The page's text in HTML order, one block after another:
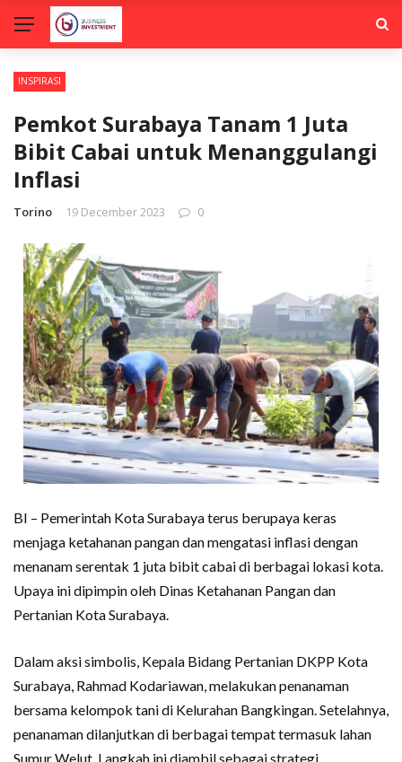
INSPIRASI
Pemkot Surabaya Tanam 1 Juta
Bibit Cabai untuk Menanggulangi
Inflasi
Torino 19 December 2023 0
BI – Pemerintah Kota Surabaya terus berupaya keras
menjaga ketahanan pangan dan mengatasi inflasi dengan
menanam serentak 1 juta bibit cabai di berbagai lokasi kota.
Upaya ini dipimpin oleh Dinas Ketahanan Pangan dan
Pertanian Kota Surabaya.
Dalam aksi simbolis, Kepala Bidang Pertanian DKPP Kota
Surabaya, Rahmad Kodariawan, melakukan penanaman
bersama kelompok tani di Kelurahan Bangkingan. Setelahnya,
penanaman dilanjutkan di berbagai tempat termasuk lahan
Sumur Welut. Langkah ini diambil sebagai strategi